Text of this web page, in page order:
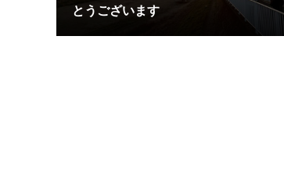
とうございます